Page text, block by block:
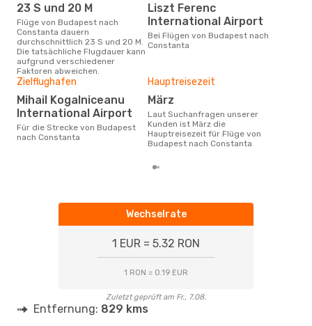
23 S und 20 M
Flüge von Budapest nach
Constanta dauern
durchschnittlich 23 S und 20 M.
Die tatsächliche Flugdauer kann
aufgrund verschiedener
Faktoren abweichen.
Liszt Ferenc
International Airport
Bei Flügen von Budapest nach
Constanta
Zielflughafen
Mihail Kogalniceanu
International Airport
Für die Strecke von Budapest
nach Constanta
Hauptreisezeit
März
Laut Suchanfragen unserer
Kunden ist März die
Hauptreisezeit für Flüge von
Budapest nach Constanta
Wechselrate
1 EUR = 5.32 RON
1 RON = 0.19 EUR
Zuletzt geprüft am Fr., 7.08.
Entfernung: 829 kms